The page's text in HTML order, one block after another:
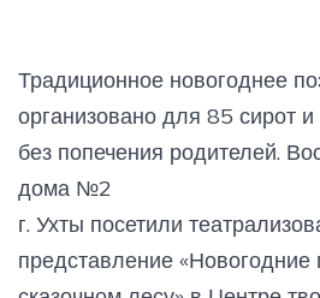
Традиционное новогоднее
организовано для 85 сирот
без попечения родителей.
дома №2
г. Ухты посетили
представление